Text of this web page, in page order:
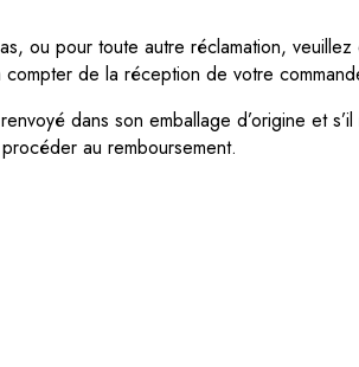
ou pour toute autre réclamation,
de la réception de votre
dans son emballage d’origine et
au remboursement.